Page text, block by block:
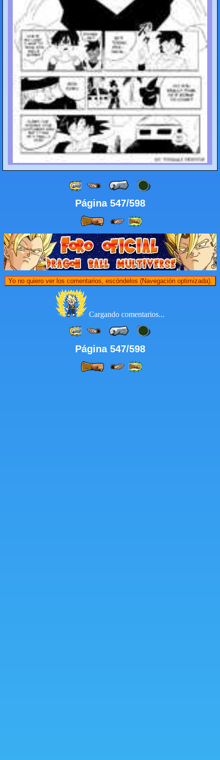
Página 547/598
Yo no quiero ver los comentarios, escóndelos (Navegación optimizada).
Cargando comentarios...
Página 547/598